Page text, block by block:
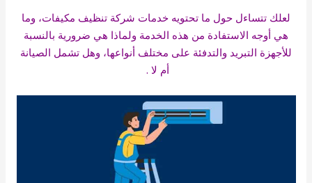
لعلك تتساءل حول ما تحتويه خدمات شركة تنظيف مكيفات، وما
هي أوجه الاستفادة من هذه الخدمة ولماذا هي ضرورية بالنسبة
للأجهزة التبريد والتدفئة على مختلف أنواعها، وهل تشمل الصيانة
أم لا .